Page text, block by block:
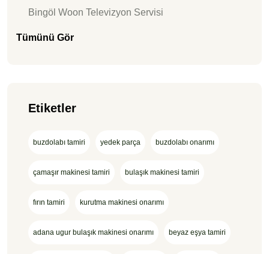
Bingöl Woon Televizyon Servisi
Tümünü Gör
Etiketler
buzdolabı tamiri yedek parça buzdolabı onarımı
çamaşır makinesi tamiri bulaşık makinesi tamiri
fırın tamiri kurutma makinesi onarımı
adana ugur bulaşık makinesi onarımı beyaz eşya tamiri